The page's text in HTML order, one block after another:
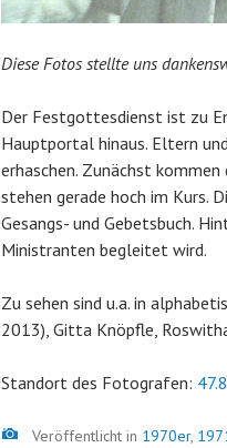
Diese Fotos stellte uns
Der Festgottesdienst ist zu
Hauptportal hinaus. Eltern
erhaschen. Zunächst
stehen gerade hoch im Kurs.
Gesangs- und Gebetsbuch.
Ministranten begleitet wird.
Zu sehen sind u.a. in
2013), Gitta Knöpfle,
Standort des Fotografen:
Bild
Veröffentlicht in 1970er,